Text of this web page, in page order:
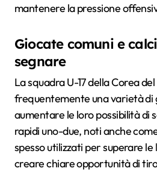
mantenere la pressione
Giocate comuni e
segnare
La squadra U-17 della Corea
frequentemente una varietà di
aumentare le loro possibilità di
rapidi uno-due, noti anche
spesso utilizzati per superare le
creare chiare opportunità di